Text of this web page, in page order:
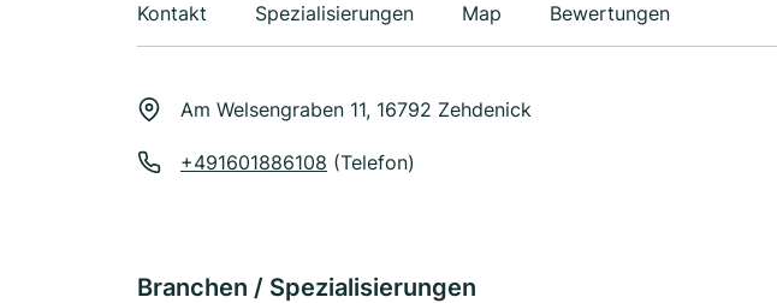
Kontakt Spezialisierungen Map Bewertungen
Am Welsengraben 11, 16792 Zehdenick
+491601886108 (Telefon)
Branchen / Spezialisierungen